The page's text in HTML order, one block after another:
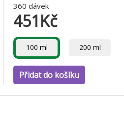
360 dávek
451Kč
100 ml 200 ml
Přidat do košíku